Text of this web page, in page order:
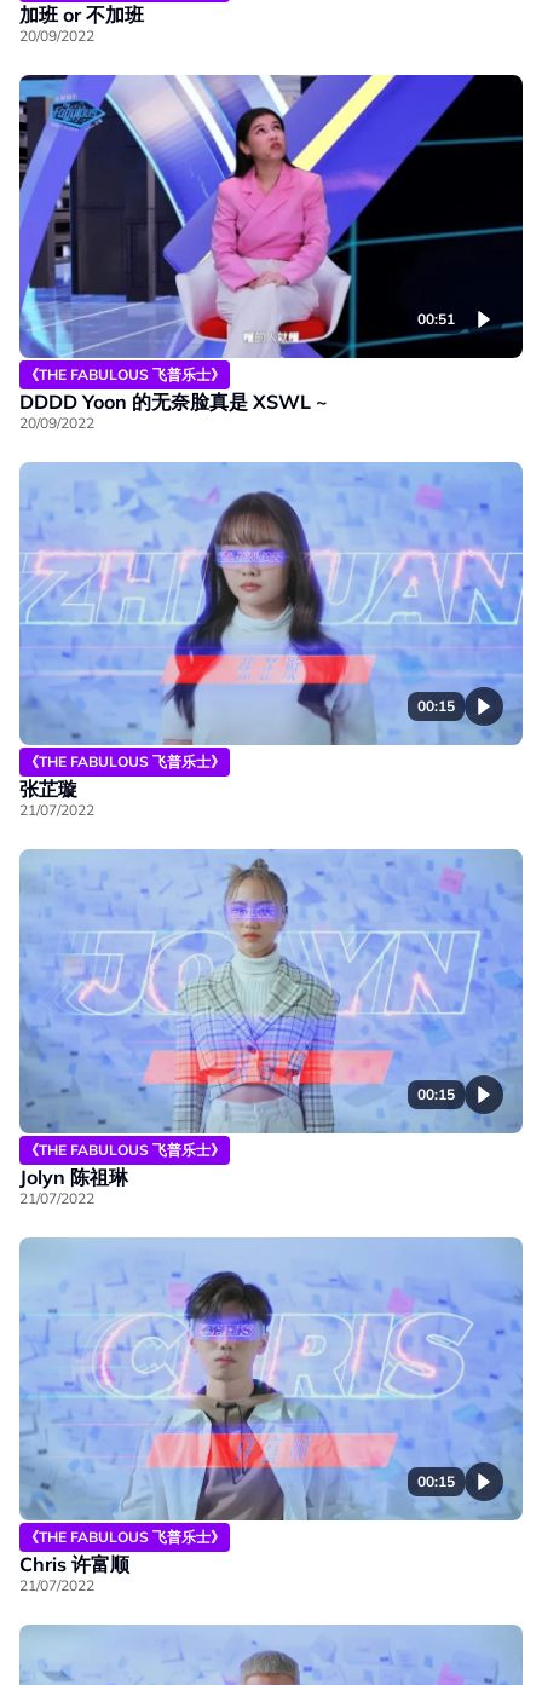
加班 or 不加班
20/09/2022
00:51
《THE FABULOUS 飞普乐士》
DDDD Yoon 的无奈脸真是 XSWL ~
20/09/2022
00:15
《THE FABULOUS 飞普乐士》
张芷璇
21/07/2022
00:15
《THE FABULOUS 飞普乐士》
Jolyn 陈祖琳
21/07/2022
00:15
《THE FABULOUS 飞普乐士》
Chris 许富顺
21/07/2022